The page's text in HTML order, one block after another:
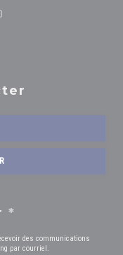
une nouvelle fenêtre))
((ouvre une
*
des communications
par courriel.